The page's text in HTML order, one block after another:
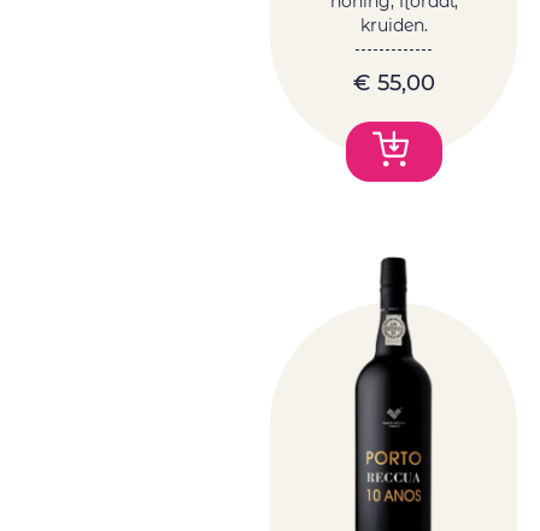
kruiden.
€ 55,00